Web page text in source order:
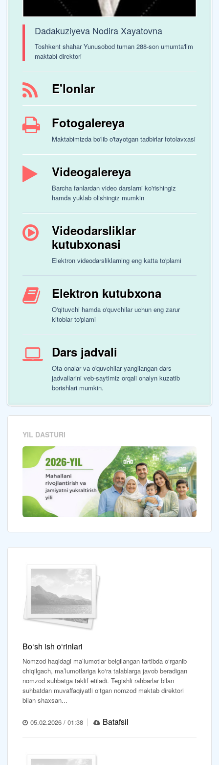
Dadakuziyeva Nodira Xayatovna
Toshkent shahar Yunusobod tuman 288-son umumta'lim
maktabi direktori
E'lonlar
Fotogalereya
Maktabimizda bo'lib o'tayotgan tadbirlar fotolavxasi
Videogalereya
Barcha fanlardan video darslarni ko'rishingiz
hamda yuklab olishingiz mumkin
Videodarsliklar
kutubxonasi
Elektron videodarsliklarning eng katta to'plami
Elektron kutubxona
O'qituvchi hamda o'quvchilar uchun eng zarur
kitoblar to'plami
Dars jadvali
Ota-onalar va o'quvchilar yangilangan dars
jadvallarini veb-saytimiz orqali onalyn kuzatib
borishlari mumkin.
YIL DASTURI
Bo‘sh ish o‘rinlari
Nomzod haqidagi ma’lumotlar belgilangan tartibda o‘rganib
chiqilgach, ma’lumotlariga ko‘ra talablarga javob beradigan
nomzod suhbatga taklif etiladi. Tegishli rahbarlar bilan
suhbatdan muvaffaqiyatli o‘tgan nomzod maktab direktori
bilan shaxsan...
05.02.2026 / 01:38 Batafsil